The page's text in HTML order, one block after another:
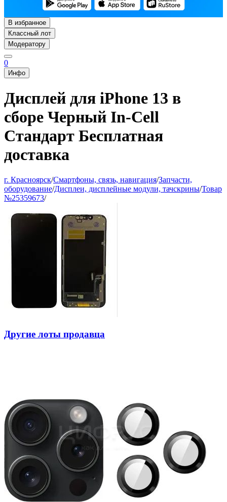
В избранное
Классный лот
Модератору
0
Инфо
Дисплей для iPhone 13 в
сборе Черный In-Cell
Стандарт Бесплатная
доставка
г. Красноярск/Смартфоны, связь, навигация/Запчасти,
оборудование/Дисплеи, дисплейные модули, тачскрины/Товар
№25359673/
Другие лоты продавца